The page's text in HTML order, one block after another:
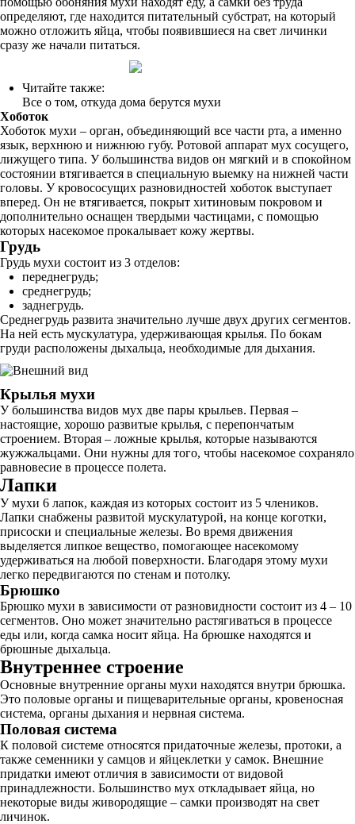
определяют, где находится питательный субстрат, на который
можно отложить яйца, чтобы появившиеся на свет личинки
сразу же начали питаться.
Читайте также:
Все о том, откуда дома берутся мухи
Хоботок
Хоботок мухи – орган, объединяющий все части рта, а именно
язык, верхнюю и нижнюю губу. Ротовой аппарат мух сосущего,
лижущего типа. У большинства видов он мягкий и в спокойном
состоянии втягивается в специальную выемку на нижней части
головы. У кровососущих разновидностей хоботок выступает
вперед. Он не втягивается, покрыт хитиновым покровом и
дополнительно оснащен твердыми частицами, с помощью
которых насекомое прокалывает кожу жертвы.
Грудь
Грудь мухи состоит из 3 отделов:
переднегрудь;
среднегрудь;
заднегрудь.
Среднегрудь развита значительно лучше двух других сегментов.
На ней есть мускулатура, удерживающая крылья. По бокам
груди расположены дыхальца, необходимые для дыхания.
Крылья мухи
У большинства видов мух две пары крыльев. Первая –
настоящие, хорошо развитые крылья, с перепончатым
строением. Вторая – ложные крылья, которые называются
жужжальцами. Они нужны для того, чтобы насекомое сохраняло
равновесие в процессе полета.
Лапки
У мухи 6 лапок, каждая из которых состоит из 5 члеников.
Лапки снабжены развитой мускулатурой, на конце коготки,
присоски и специальные железы. Во время движения
выделяется липкое вещество, помогающее насекомому
удерживаться на любой поверхности. Благодаря этому мухи
легко передвигаются по стенам и потолку.
Брюшко
Брюшко мухи в зависимости от разновидности состоит из 4 – 10
сегментов. Оно может значительно растягиваться в процессе
еды или, когда самка носит яйца. На брюшке находятся и
брюшные дыхальца.
Внутреннее строение
Основные внутренние органы мухи находятся внутри брюшка.
Это половые органы и пищеварительные органы, кровеносная
система, органы дыхания и нервная система.
Половая система
К половой системе относятся придаточные железы, протоки, а
также семенники у самцов и яйцеклетки у самок. Внешние
придатки имеют отличия в зависимости от видовой
принадлежности. Большинство мух откладывает яйца, но
некоторые виды живородящие – самки производят на свет
личинок.